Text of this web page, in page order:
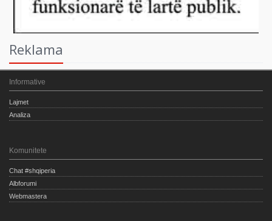
Reklama
Informative
Lajmet
Analiza
Komunitete
Chat #shqiperia
Albforumi
Webmastera